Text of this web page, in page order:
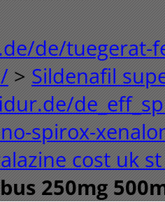
de/tuegerat-
> Sildenafil
spirox-
cost uk
250mg